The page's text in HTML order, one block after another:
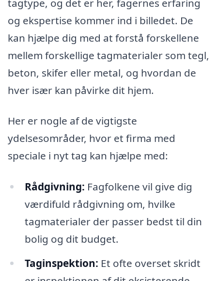
og ekspertise kommer ind i billedet. De
kan hjælpe dig med at forstå forskellene
mellem forskellige tagmaterialer som tegl,
beton, skifer eller metal, og hvordan de
hver især kan påvirke dit hjem.
Her er nogle af de vigtigste
ydelsesområder, hvor et firma med
speciale i nyt tag kan hjælpe med:
Rådgivning: Fagfolkene vil give dig
værdifuld rådgivning om, hvilke
tagmaterialer der passer bedst til din
bolig og dit budget.
Taginspektion: Et ofte overset skridt